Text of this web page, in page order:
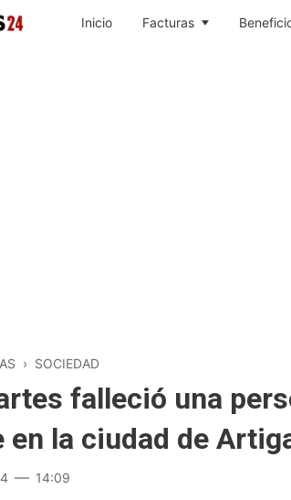
Inicio Facturas
› SOCIEDAD
falleció una
en la ciudad de
14:09